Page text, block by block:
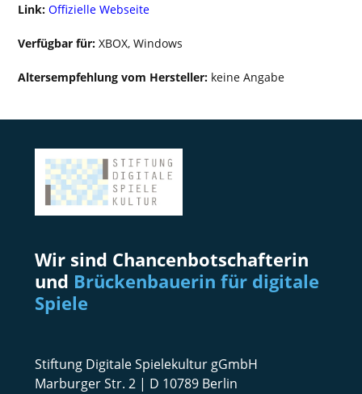
Link: Offizielle Webseite
Verfügbar für: XBOX, Windows
Altersempfehlung vom Hersteller: keine Angabe
Wir sind Chancenbotschafterin
und Brückenbauerin für digitale
Spiele
Stiftung Digitale Spielekultur gGmbH
Marburger Str. 2 | D 10789 Berlin